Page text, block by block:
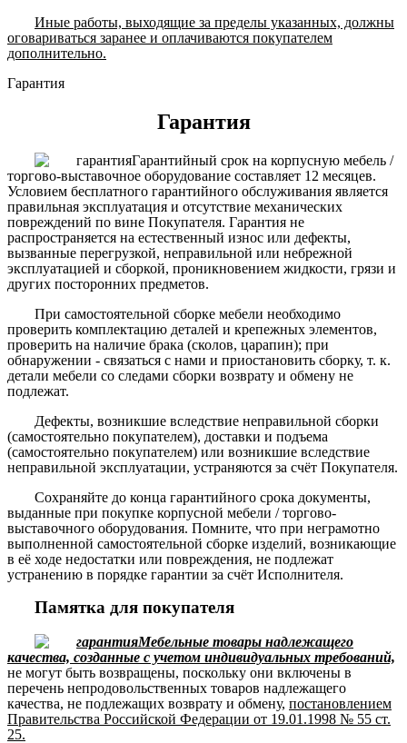
Иные работы, выходящие за пределы указанных, должны
оговариваться заранее и оплачиваются покупателем
дополнительно.
Гарантия
Гарантия
Гарантийный срок на корпусную мебель /
торгово-выставочное оборудование составляет 12 месяцев.
Условием бесплатного гарантийного обслуживания является
правильная эксплуатация и отсутствие механических
повреждений по вине Покупателя. Гарантия не
распространяется на естественный износ или дефекты,
вызванные перегрузкой, неправильной или небрежной
эксплуатацией и сборкой, проникновением жидкости, грязи и
других посторонних предметов.
При самостоятельной сборке мебели необходимо
проверить комплектацию деталей и крепежных элементов,
проверить на наличие брака (сколов, царапин); при
обнаружении - связаться с нами и приостановить сборку, т. к.
детали мебели со следами сборки возврату и обмену не
подлежат.
Дефекты, возникшие вследствие неправильной сборки
(самостоятельно покупателем), доставки и подъема
(самостоятельно покупателем) или возникшие вследствие
неправильной эксплуатации, устраняются за счёт Покупателя.
Сохраняйте до конца гарантийного срока документы,
выданные при покупке корпусной мебели / торгово-
выставочного оборудования. Помните, что при неграмотно
выполненной самостоятельной сборке изделий, возникающие
в её ходе недостатки или повреждения, не подлежат
устранению в порядке гарантии за счёт Исполнителя.
Памятка для покупателя
Мебельные товары надлежащего
качества, созданные с учетом индивидуальных требований,
не могут быть возвращены, поскольку они включены в
перечень непродовольственных товаров надлежащего
качества, не подлежащих возврату и обмену, постановлением
Правительства Российской Федерации от 19.01.1998 № 55 ст.
25.